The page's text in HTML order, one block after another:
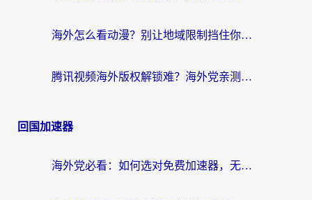
海外怎么看动漫？别让地域限制挡住你的追番快乐
腾讯视频海外版权解锁难？海外党亲测：选对回国加速器，追剧观影零障碍
回国加速器
海外党必看：如何选对免费加速器，无缝访问国内资源不踩坑？